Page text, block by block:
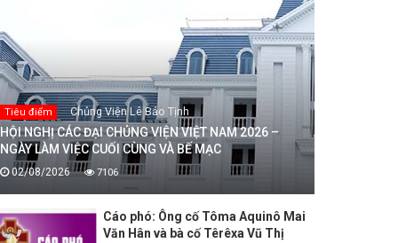
Tiêu điểm Chủng Viện Lê Bảo Tịnh
HỘI NGHỊ CÁC ĐẠI CHỦNG VIỆN VIỆT NAM 2026 –
NGÀY LÀM VIỆC CUỐI CÙNG VÀ BẾ MẠC
02/08/2026 7106
Cáo phó: Ông cố Tôma Aquinô Mai
Văn Hân và bà cố Têrêxa Vũ Thị